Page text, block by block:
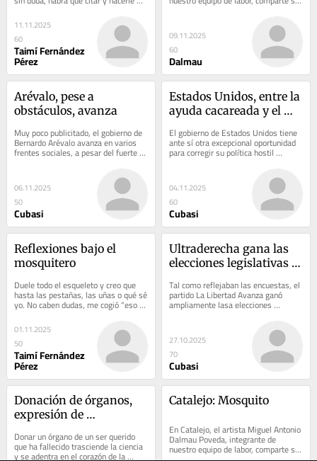
cientos de monumentos a mi pueblo
cubano....
11.11.2025
60
Taimí Fernández
Pérez
mirada sobre problemáticas sociales
09.11.2025
60
Dalmau
Arévalo, pese a
obstáculos, avanza
Muy poco publicitado, el gobierno de
Bernardo Arévalo avanza en varios
frentes sociales, a pesar del fuerte
obstáculo de una judicatura corrupta
06.11.2025
50
Cubasi
Estados Unidos, entre la
ayuda cacareada y el
El gobierno de Estados Unidos tiene
ante sí otra excepcional oportunidad
para corregir su política hostil
respecto a Cuba: lo ideal fuera el...
04.11.2025
60
Cubasi
Reflexiones bajo el
mosquitero
Duele todo el esqueleto y creo que
hasta las pestañas, las uñas o qué sé
yo. No caben dudas, me cogió “eso
que anda”.  Afuera la vida...
01.11.2025
50
Taimí Fernández
Pérez
Ultraderecha gana las
elecciones legislativas
Tal como reflejaban las encuestas, el
partido La Libertad Avanza ganó
ampliamente lasa elecciones
legislativas de este domingo en
27.10.2025
70
Cubasi
Donación de órganos,
expresión de
Donar un órgano de un ser querido
que ha fallecido trasciende la ciencia
y se adentra en el corazón de la
Catalejo: Mosquito
En Catalejo, el artista Miguel Antonio
Dalmau Poveda, integrante de
nuestro equipo de labor, comparte su